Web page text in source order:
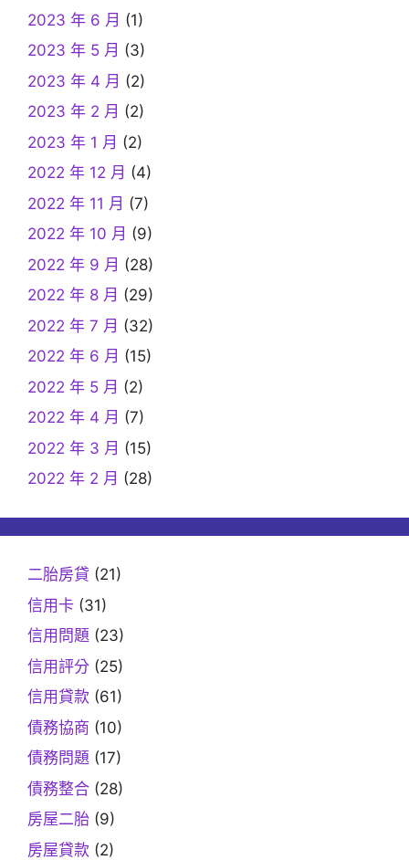
2023 年 6 月 (1)
2023 年 5 月 (3)
2023 年 4 月 (2)
2023 年 2 月 (2)
2023 年 1 月 (2)
2022 年 12 月 (4)
2022 年 11 月 (7)
2022 年 10 月 (9)
2022 年 9 月 (28)
2022 年 8 月 (29)
2022 年 7 月 (32)
2022 年 6 月 (15)
2022 年 5 月 (2)
2022 年 4 月 (7)
2022 年 3 月 (15)
2022 年 2 月 (28)
二胎房貸 (21)
信用卡 (31)
信用問題 (23)
信用評分 (25)
信用貸款 (61)
債務協商 (10)
債務問題 (17)
債務整合 (28)
房屋二胎 (9)
房屋貸款 (2)